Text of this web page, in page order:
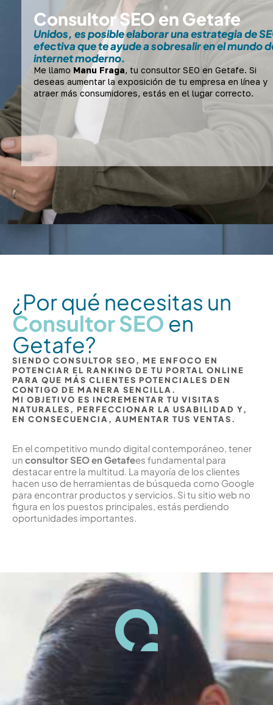
Consultor SEO en Getafe
Unidos, es posible elaborar una estrategia de
efectiva que te ayude a sobresalir en el mundo
internet moderno.
Me llamo Manu Fraga, tu consultor SEO en Getafe. Si
deseas aumentar la exposición de tu empresa en línea y
atraer más consumidores, estás en el lugar correcto.
¿Por qué necesitas un
Consultor SEO en
Getafe?
SIENDO CONSULTOR SEO, ME ENFOCO EN
POTENCIAR EL RANKING DE TU PORTAL ONLINE
PARA QUE MÁS CLIENTES POTENCIALES DEN
CONTIGO DE MANERA SENCILLA.
MI OBJETIVO ES INCREMENTAR TU VISITAS
NATURALES, PERFECCIONAR LA USABILIDAD Y,
EN CONSECUENCIA, AUMENTAR TUS VENTAS.
En el competitivo mundo digital contemporáneo, tener
un consultor SEO en Getafees fundamental para
destacar entre la multitud. La mayoría de los clientes
hacen uso de herramientas de búsqueda como Google
para encontrar productos y servicios. Si tu sitio web no
figura en los puestos principales, estás perdiendo
oportunidades importantes.